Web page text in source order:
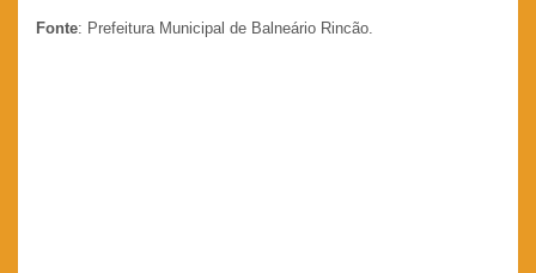
Fonte: Prefeitura Municipal de Balneário Rincão.